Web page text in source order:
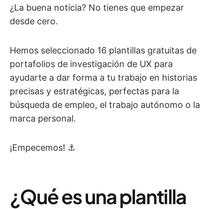
¿La buena noticia? No tienes que empezar
desde cero.
Hemos seleccionado 16 plantillas gratuitas de
portafolios de investigación de UX para
ayudarte a dar forma a tu trabajo en historias
precisas y estratégicas, perfectas para la
búsqueda de empleo, el trabajo autónomo o la
marca personal.
¡Empecemos! ⚓
¿Qué es una plantilla